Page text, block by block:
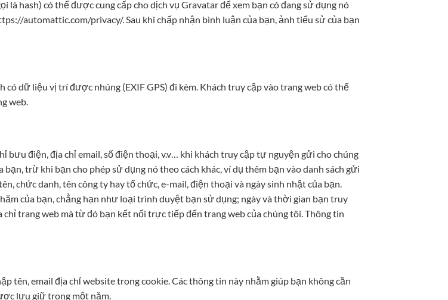
hash) có thể được cung cấp cho dịch vụ Gravatar để xem bạn có đang sử dụng nó
automattic.com/privacy/. Sau khi chấp nhận bình luận của bạn, ảnh tiểu sử của bạn
dữ liệu vị trí được nhúng (EXIF GPS) đi kèm. Khách truy cập vào trang web có thể
web.
bưu điện, địa chỉ email, số điện thoại, v.v… khi khách truy cập tự nguyện gửi cho chúng
trừ khi bạn cho phép sử dụng nó theo cách khác, ví dụ thêm bạn vào danh sách gửi
chức danh, tên công ty hay tổ chức, e-mail, điện thoại và ngày sinh nhật của bạn.
của bạn, chẳng hạn như loại trình duyệt bạn sử dụng; ngày và thời gian bạn truy
trang web mà từ đó bạn kết nối trực tiếp đến trang web của chúng tôi. Thông tin
tên, email địa chỉ website trong cookie. Các thông tin này nhằm giúp bạn không cần
lưu giữ trong một năm.